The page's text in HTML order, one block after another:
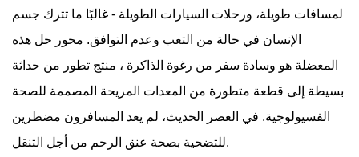
لمسافات طويلة، ورحلات السيارات الطويلة - غالبًا ما تترك جسم
الإنسان في حالة من التعب وعدم التوافق. محور حل هذه
المعضلة هو وسادة سفر من رغوة الذاكرة ، منتج تطور من حداثة
بسيطة إلى قطعة متطورة من المعدات المريحة المصممة للصحة
الفسيولوجية. في العصر الحديث، لم يعد المسافرون مضطرين
للتضحية بصحة عنق الرحم من أجل التنقل.